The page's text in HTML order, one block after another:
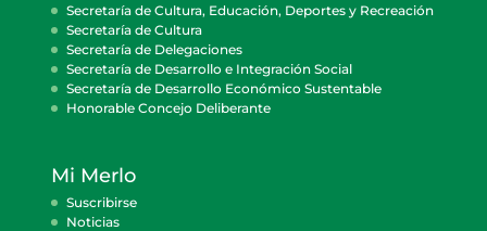
Secretaría de Cultura, Educación, Deportes y Recreación
Secretaría de Cultura
Secretaría de Delegaciones
Secretaría de Desarrollo e Integración Social
Secretaría de Desarrollo Económico Sustentable
Honorable Concejo Deliberante
Mi Merlo
Suscribirse
Noticias